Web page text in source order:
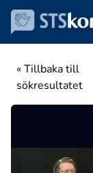
« Tillbaka till
sökresultatet